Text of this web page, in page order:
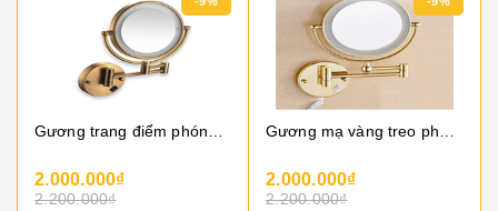
2.000.000₫
2.200.000₫
2.000.000₫
2.200.000₫